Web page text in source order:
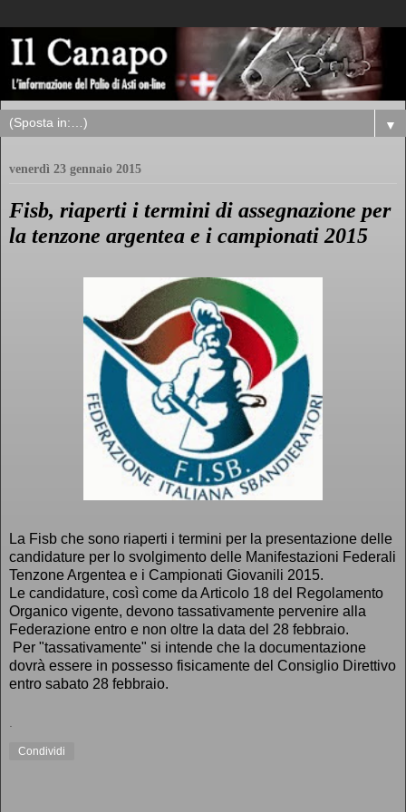
▼
venerdì 23 gennaio 2015
Fisb, riaperti i termini di assegnazione per
la tenzone argentea e i campionati 2015
La Fisb che sono riaperti i termini per la presentazione delle
candidature per lo svolgimento delle Manifestazioni Federali
Tenzone Argentea e i Campionati Giovanili 2015.
Le candidature, così come da Articolo 18 del Regolamento
Organico vigente, devono tassativamente pervenire alla
Federazione entro e non oltre la data del 28 febbraio.
Per "tassativamente" si intende che la documentazione
dovrà essere in possesso fisicamente del Consiglio Direttivo
entro sabato 28 febbraio.
.
Condividi